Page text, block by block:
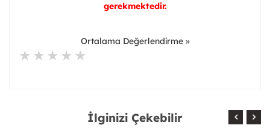
gerekmektedir.
Ortalama Değerlendirme »
İlginizi Çekebilir